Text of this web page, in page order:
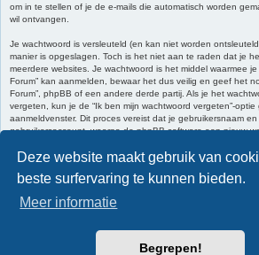
Deze website maakt gebruik van
beste surfervaring te kunnen bieden.
Meer informatie
Begrepen!
om in te stellen of je de e-mails die automatisch worden
wil ontvangen.
Je wachtwoord is versleuteld (en kan niet worden
manier is opgeslagen. Toch is het niet aan te raden dat je
meerdere websites. Je wachtwoord is het middel waarmee
Forum” kan aanmelden, bewaar het dus veilig en geef het
Forum”, phpBB of een andere derde partij. Als je het
vergeten, kun je de “Ik ben mijn wachtwoord vergeten”-
aanmeldvenster. Dit proces vereist dat je gebruikersnaam
gebruikersaccount, waarna de phpBB-software een nieuw
Forumoverzicht Verwijder
Contact
KAA Gent kan nooit aansprakelijk worden gesteld voor
schade, zowel moreel als materieel, die toegebracht
feitelijkheden en daden van derden die rechtstreeks of
de gegevens vermeld op de website van KAA Gent. Deze
geldt inzonderheid voor het forum, waarvan KAA Gent zich
is dus verantwoordelijk voor zijn uitlatingen op het Buffalo